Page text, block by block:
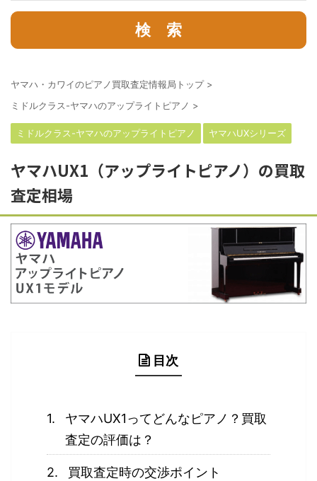
ヤマハ・カワイのピアノ買取査定情報局トップ>
ミドルクラス-ヤマハのアップライトピアノ >
ミドルクラス-ヤマハのアップライトピアノ ヤマハUXシリーズ
ヤマハUX1（アップライトピアノ）の買取
査定相場
目次
ヤマハUX1ってどんなピアノ？買取
査定の評価は？
買取査定時の交渉ポイント